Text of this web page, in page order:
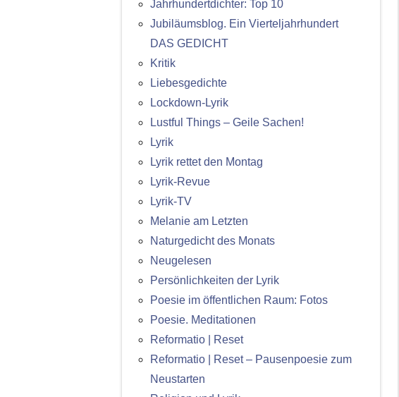
Jahrhundertdichter: Top 10
Jubiläumsblog. Ein Vierteljahrhundert
DAS GEDICHT
Kritik
Liebesgedichte
Lockdown-Lyrik
Lustful Things – Geile Sachen!
Lyrik
Lyrik rettet den Montag
Lyrik-Revue
Lyrik-TV
Melanie am Letzten
Naturgedicht des Monats
Neugelesen
Persönlichkeiten der Lyrik
Poesie im öffentlichen Raum: Fotos
Poesie. Meditationen
Reformatio | Reset
Reformatio | Reset – Pausenpoesie zum
Neustarten